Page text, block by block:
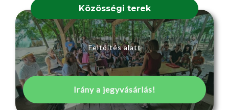
Közösségi terek
Feltöltés alatt
Irány a jegyvásárlás!